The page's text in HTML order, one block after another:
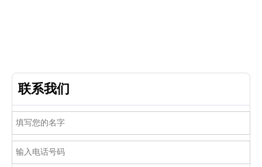
联系我们